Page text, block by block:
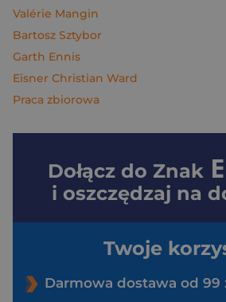
Valérie Mangin
Bartosz Sztybor
Garth Ennis
Eisner Christian Ward
Praca zbiorowa
Dołącz do Znak
i oszczędzaj na
Twoje
Darmowa dostawa od 99